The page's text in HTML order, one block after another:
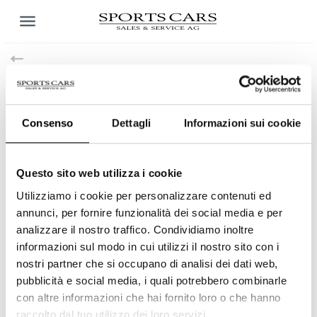
Consenso Dettagli Informazioni sui cookie
Questo sito web utilizza i cookie
Utilizziamo i cookie per personalizzare contenuti ed
annunci, per fornire funzionalità dei social media e per
analizzare il nostro traffico. Condividiamo inoltre
informazioni sul modo in cui utilizzi il nostro sito con i
nostri partner che si occupano di analisi dei dati web,
pubblicità e social media, i quali potrebbero combinarle
con altre informazioni che hai fornito loro o che hanno
raccolto dal tuo utilizzo dei loro servizi.
Matteo Broggi